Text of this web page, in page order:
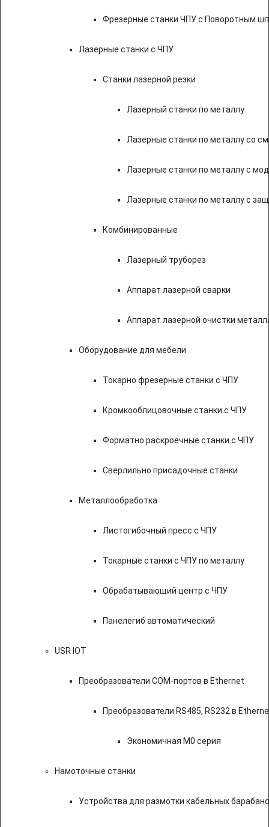
Фрезерные станки ЧПУ с Поворотным
Лазерные станки с ЧПУ
Станки лазерной резки
Лазерный станки по металлу
Лазерные станки по металлу со
Лазерные станки по металлу с
Лазерные станки по металлу с
Комбинированные
Лазерный труборез
Аппарат лазерной сварки
Аппарат лазерной очистки
Оборудование для мебели
Токарно фрезерные станки с ЧПУ
Кромкооблицовочные станки с ЧПУ
Форматно раскроечные станки с ЧПУ
Сверлильно присадочные станки
Металлообработка
Листогибочный пресс с ЧПУ
Токарные станки с ЧПУ по металлу
Обрабатывающий центр с ЧПУ
Панелегиб автоматический
USR IOT
Преобразователи COM-портов в Ethernet
Преобразователи RS485, RS232 в
Экономичная M0 серия
Намоточные станки
Устройства для размотки кабельных